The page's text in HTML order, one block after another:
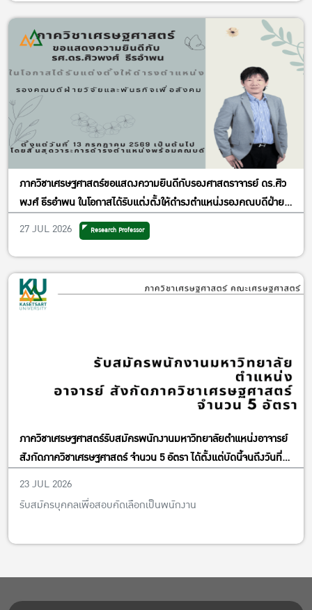
ภาควิชาเศรษฐศาสตร์ขอแสดงความยินดีกับรองศาสตราจารย์ ดร.ศิว
พงศ์ ธีรอำพน ในโอกาสได้รับแต่งตั้งให้ดำรงตำแหน่งรองคณบดีฝ่าย
วิจัยและพันธกิจเพื่อสังคม
27 JUL 2026 Research Professor
ภาควิชาเศรษฐศาสตร์รับสมัครพนักงานมหาวิทยาลัยตำแหน่งอาจารย์
สังกัดภาควิชาเศรษฐศาสตร์ จำนวน 5 อัตรา ได้ตั้งแต่บัดนี้จนถึงวันที่
13 พฤศจิกายน พ.ศ. 2569
23 JUL 2026
รับสมัครบุคคลเพื่อสอบคัดเลือกเป็นพนักงาน